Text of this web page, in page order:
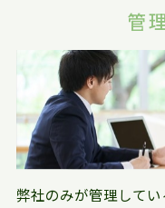
管
弊社のみが管理してい